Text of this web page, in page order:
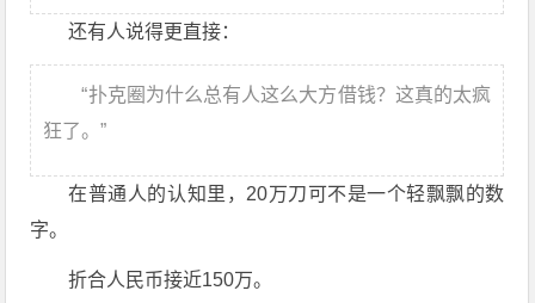
还有人说得更直接：
“扑克圈为什么总有人这么大方借钱？这真的太疯
狂了。”
在普通人的认知里，20万刀可不是一个轻飘飘的数
字。
折合人民币接近150万。